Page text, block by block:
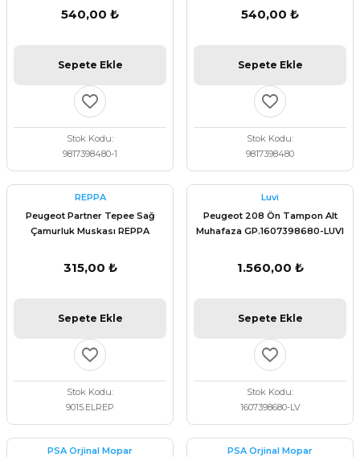
540,00 ₺
Sepete Ekle
Stok Kodu
9817398480-1
540,00 ₺
Sepete Ekle
Stok Kodu
9817398480
REPPA
Peugeot Partner Tepee Sağ
Çamurluk Muskası REPPA
315,00 ₺
Sepete Ekle
Stok Kodu
9015.ELREP
Luvi
Peugeot 208 Ön Tampon Alt
Muhafaza GP.1607398680-LUVI
1.560,00 ₺
Sepete Ekle
Stok Kodu
1607398680-LV
PSA Orjinal Mopar
PSA Orjinal Mopar